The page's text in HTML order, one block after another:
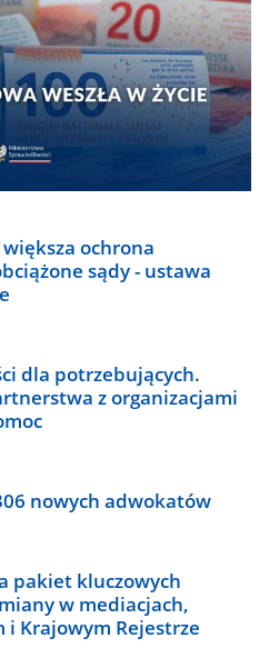
ochrona
sądy - ustawa
dla potrzebujących.
z organizacjami
nowych adwokatów
pakiet kluczowych
w mediacjach,
Krajowym Rejestrze